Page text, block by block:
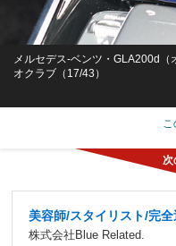
メルセデス-ベンツ・GLA200d
オクラブ（17/43）
美容師/スタイリスト/完
株式会社Blue Related.